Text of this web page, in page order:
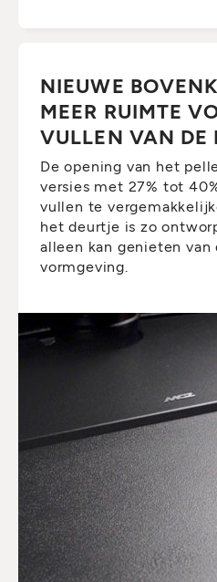
NIEUWE
MEER RUIMTE
VULLEN VAN DE
De opening van het
versies met 27% tot
vullen te
het deurtje is zo
alleen kan genieten van
vormgeving.